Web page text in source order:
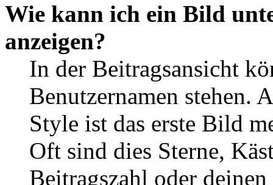
Wie kann ich ein Bild
anzeigen?
In der Beitragsansicht
Benutzernamen stehen.
Style ist das erste Bild
Oft sind dies Sterne,
Beitragszahl oder